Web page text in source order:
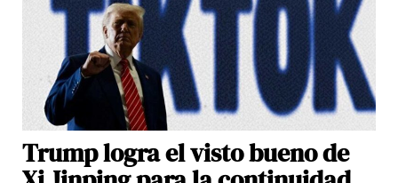
Trump logra el visto bueno de